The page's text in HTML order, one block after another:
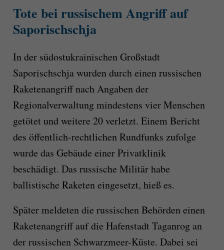
Tote bei russischem Angriff auf
Saporischschja
In der südostukrainischen Großstadt
Saporischschja wurden durch einen russischen
Raketenangriff nach Angaben der
Regionalverwaltung mindestens vier Menschen
getötet und weitere 20 verletzt. Einem Bericht
des öffentlich-rechtlichen Rundfunks zufolge
wurde das Gebäude einer Privatklinik
beschädigt. Das russische Militär habe
ballistische Raketen eingesetzt, hieß es.
Später meldeten die russischen Behörden einen
Raketenangriff auf die Hafenstadt Taganrog an
der russischen Schwarzmeer-Küste. Dabei sei